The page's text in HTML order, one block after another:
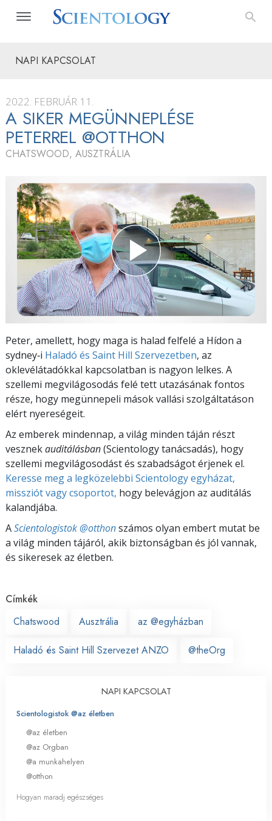
NAPI KAPCSOLAT
2022. FEBRUÁR 11.
A SIKER MEGÜNNEPLÉSE
PETERREL @OTTHON
CHATSWOOD, AUSZTRÁLIA
Peter, amellett, hogy maga is halad felfelé a Hídon a
sydney‑i Haladó és Saint Hill Szervezetben, az
oklevélátadókkal kapcsolatban is nagyon lelkes. A
szellemi megvilágosodás felé tett utazásának fontos
része, hogy megünnepeli mások vallási szolgáltatáson
elért nyereségeit.
Az emberek mindennap, a világ minden táján részt
vesznekauditálásban(Scientology tanácsadás), hogy
szellemi megvilágosodást és szabadságot érjenek el.
Keresse meg a legközelebbi Scientology egyházat,
missziót vagy csoportot, hogy belevágjon az auditálás
kalandjába.
AScientologistok @otthonszámos olyan embert mutat be
a világ minden tájáról, akik biztonságban és jól vannak,
és sikeresek az életben.
Címkék
Chatswood
Ausztrália az @egyházban
Haladó és Saint Hill Szervezet ANZO @theOrg
NAPI KAPCSOLAT
Scientologistok @az életben
@az életben
@az Orgban
@a munkahelyen
@otthon
Hogyan maradj egészséges